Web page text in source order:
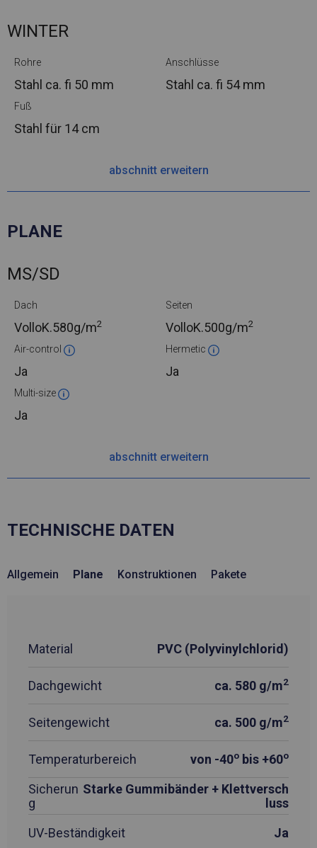
WINTER
Rohre
Stahl ca. fi 50 mm
Anschlüsse
Stahl ca. fi 54 mm
Fuß
Stahl für 14 cm
abschnitt erweitern
PLANE
MS/SD
Dach
VolloK.580g/m2
Seiten
VolloK.500g/m2
Air-control
Ja
Hermetic
Ja
Multi-size
Ja
abschnitt erweitern
TECHNISCHE DATEN
Allgemein Plane Konstruktionen Pakete
Material PVC (Polyvinylchlorid)
Dachgewicht ca. 580 g/m2
Seitengewicht ca. 500 g/m2
Temperaturbereich von -40o bis +60o
Sicherun
g
Starke Gummibänder + Klettversch
luss
UV-Beständigkeit
Ja